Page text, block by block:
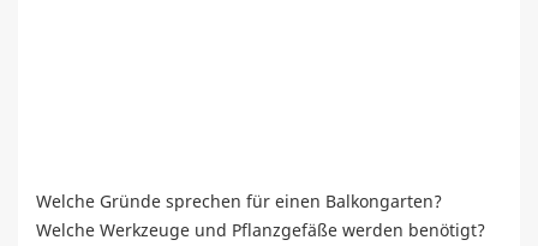
Welche Gründe sprechen für einen Balkongarten?
Welche Werkzeuge und Pflanzgefäße werden benötigt?